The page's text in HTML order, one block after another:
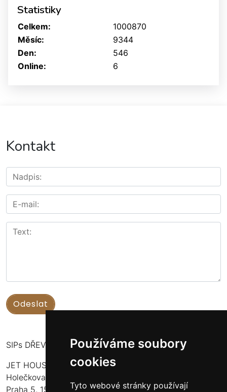
Používáme soubory
cookies
Tyto webové stránky používají
Statistiky
Online: 6
Celkem:
1000870
Měsíc:
9344
Den:
546
Kontakt
SIPs DŘEVOSTAVBY
JET HOUSE S.R.O.
Holečkova 789/49
Praha 5, 150 00